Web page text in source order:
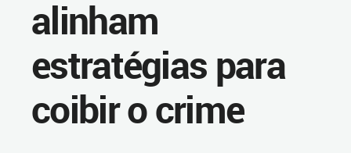
alinham
estratégias para
coibir o crime